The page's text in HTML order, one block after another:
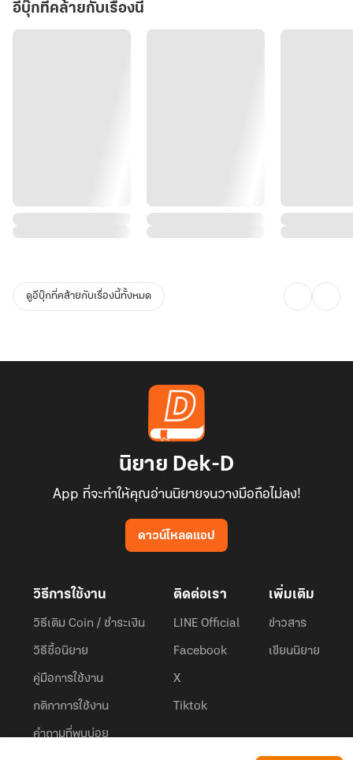
อีบุ๊กที่คล้ายกับเรื่องนี้
ดูอีบุ๊กที่คล้ายกับเรื่องนี้ทั้งหมด
นิยาย Dek-D
App ที่จะทำให้คุณอ่านนิยายจนวางมือถือไม่ลง!
ดาวน์โหลดแอป
วิธีการใช้งาน
วิธีเติม Coin / ชำระเงิน
วิธีซื้อนิยาย
คู่มือการใช้งาน
กติกาการใช้งาน
คำถามที่พบบ่อย
ติดต่อเรา
LINE Official
Facebook
X
Tiktok
เพิ่มเติม
ข่าวสาร
เขียนนิยาย